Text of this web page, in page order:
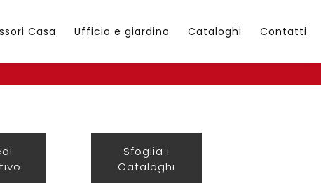
Casa Ufficio e giardino Cataloghi Contatti
Sfoglia i
Cataloghi